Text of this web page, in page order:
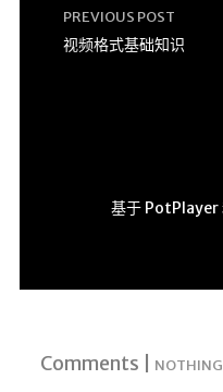
PREVIOUS POST
视频格式基础知识
Comments | NOTHING